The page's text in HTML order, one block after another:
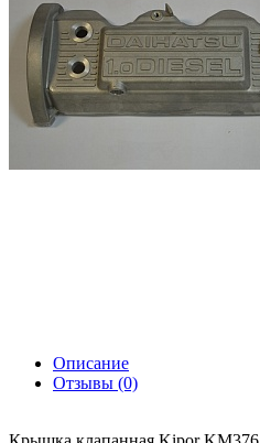
Описание
Отзывы (0)